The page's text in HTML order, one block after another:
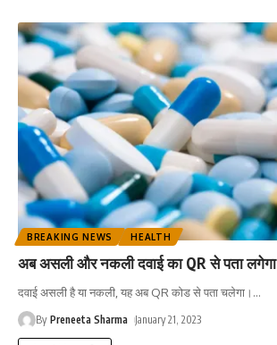
BREAKING NEWS HEALTH
अब असली और नकली दवाई का QR से पता लगेगा
दवाई असली है या नकली, यह अब QR कोड से पता चलेगा। …
By Preneeta Sharma January 21, 2023